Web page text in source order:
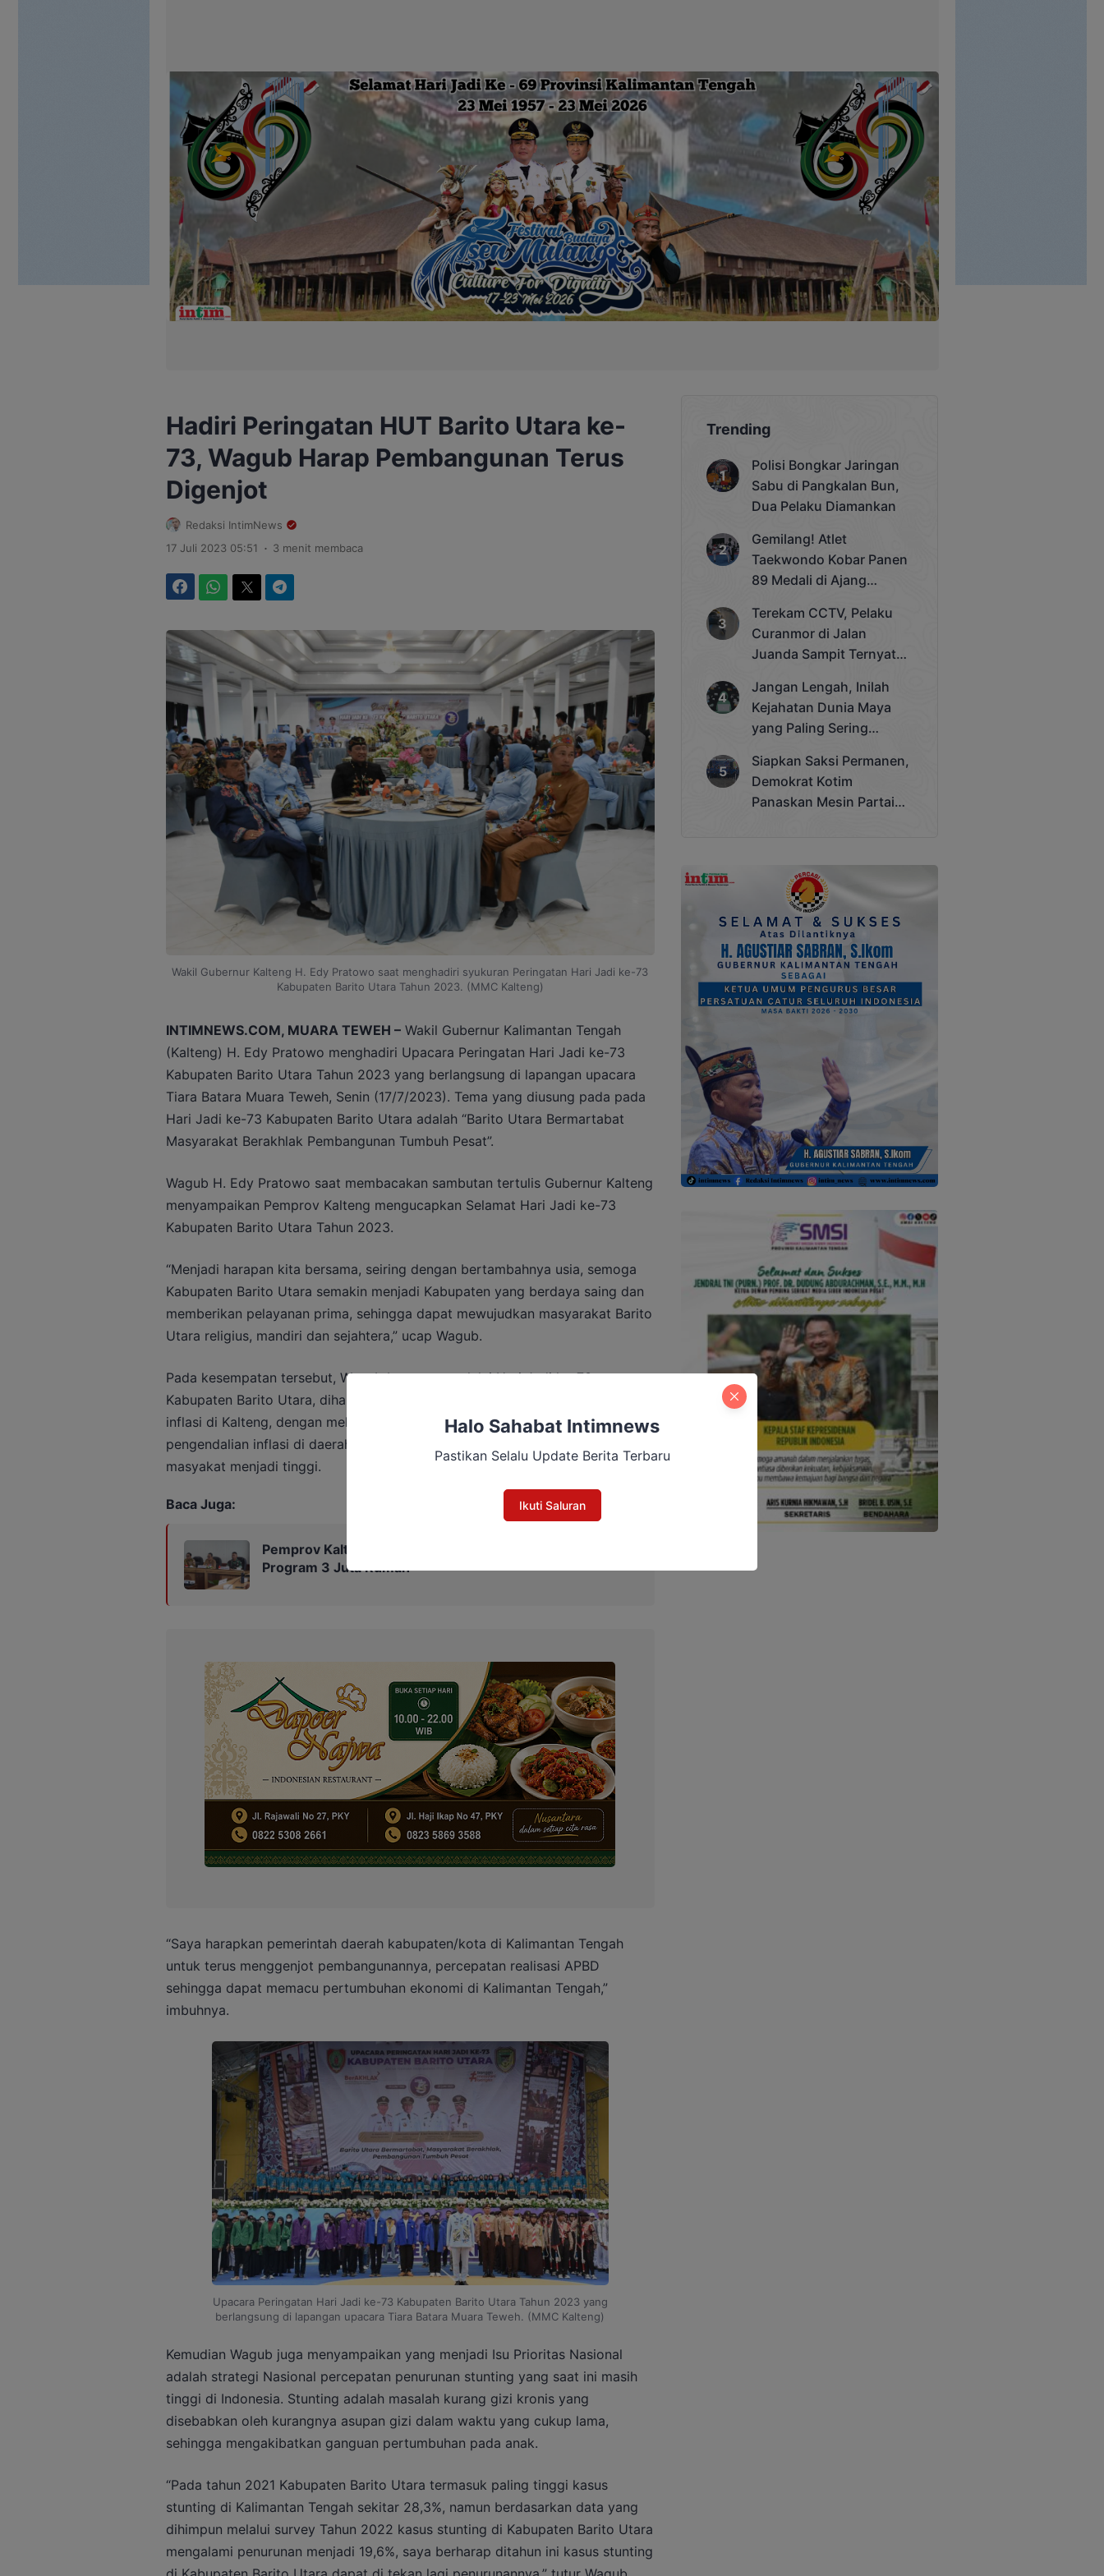
Hadiri Peringatan HUT Barito Utara ke-
73, Wagub Harap Pembangunan Terus
Digenjot
Redaksi IntimNews
17 Juli 2023 05:51
. 3 menit membaca
Wakil Gubernur Kalteng H. Edy Pratowo saat menghadiri syukuran Peringatan Hari Jadi ke-73
Kabupaten Barito Utara Tahun 2023. (MMC Kalteng)
INTIMNEWS.COM, MUARA TEWEH –Wakil Gubernur Kalimantan Tengah
(Kalteng) H. Edy Pratowo menghadiri Upacara Peringatan Hari Jadi ke-73
Kabupaten Barito Utara Tahun 2023 yang berlangsung di lapangan upacara
Tiara Batara Muara Teweh, Senin (17/7/2023). Tema yang diusung pada pada
Hari Jadi ke-73 Kabupaten Barito Utara adalah “Barito Utara Bermartabat
Masyarakat Berakhlak Pembangunan Tumbuh Pesat”.
Wagub H. Edy Pratowo saat membacakan sambutan tertulis Gubernur Kalteng
menyampaikan Pemprov Kalteng mengucapkan Selamat Hari Jadi ke-73
Kabupaten Barito Utara Tahun 2023.
“Menjadi harapan kita bersama, seiring dengan bertambahnya usia, semoga
Kabupaten Barito Utara semakin menjadi Kabupaten yang berdaya saing dan
memberikan pelayanan prima, sehingga dapat mewujudkan masyarakat Barito
Utara religius, mandiri dan sejahtera,” ucap Wagub.
Pada kesempatan tersebut, Wagub berpesan melalui Hari Jadi ke-73
Kabupaten Barito Utara, diharapkan mampu menjaga dan menurunkan laju
inflasi di Kalteng, dengan melaksanakan langkah-langkah strategis
pengendalian inflasi di daerah sehingga tingkat daya beli dan konsumsi
masyakat menjadi tinggi.
Baca Juga:
Pemprov Kalteng Sesuaikan Regulasi untuk Dukung
Program 3 Juta Rumah
“Saya harapkan pemerintah daerah kabupaten/kota di Kalimantan Tengah
untuk terus menggenjot pembangunannya, percepatan realisasi APBD
sehingga dapat memacu pertumbuhan ekonomi di Kalimantan Tengah,”
imbuhnya.
Upacara Peringatan Hari Jadi ke-73 Kabupaten Barito Utara Tahun 2023 yang
berlangsung di lapangan upacara Tiara Batara Muara Teweh. (MMC Kalteng)
Kemudian Wagub juga menyampaikan yang menjadi Isu Prioritas Nasional
adalah strategi Nasional percepatan penurunan stunting yang saat ini masih
tinggi di Indonesia. Stunting adalah masalah kurang gizi kronis yang
disebabkan oleh kurangnya asupan gizi dalam waktu yang cukup lama,
sehingga mengakibatkan ganguan pertumbuhan pada anak.
“Pada tahun 2021 Kabupaten Barito Utara termasuk paling tinggi kasus
stunting di Kalimantan Tengah sekitar 28,3%, namun berdasarkan data yang
dihimpun melalui survey Tahun 2022 kasus stunting di Kabupaten Barito Utara
mengalami penurunan menjadi 19,6%, saya berharap ditahun ini kasus stunting
Trending
Polisi Bongkar Jaringan
Sabu di Pangkalan Bun,
Dua Pelaku Diamankan
Gemilang! Atlet
Taekwondo Kobar Panen
89 Medali di Ajang
Cup 2025
Terekam CCTV, Pelaku
Curanmor di Jalan
Juanda Sampit Ternyata
Jangan Lengah, Inilah
Kejahatan Dunia Maya
yang Paling Sering
Siapkan Saksi Permanen,
Demokrat Kotim
Panaskan Mesin Partai
Halo Sahabat Intimnews
Pastikan Selalu Update Berita Terbaru
Ikuti Saluran